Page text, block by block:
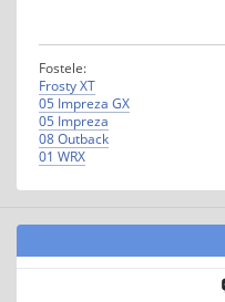
Fostele:
Frosty XT
05 Impreza GX
05 Impreza
08 Outback
01 WRX